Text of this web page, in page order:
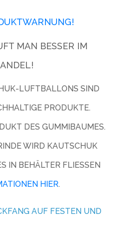
MAN BESSER IM
LUFTBALLONS SIND
PRODUKTE.
DES GUMMIBAUMES.
WIRD KAUTSCHUK
IN BEHÄLTER FLIESSEN L
HIER.
AUF FESTEN UND